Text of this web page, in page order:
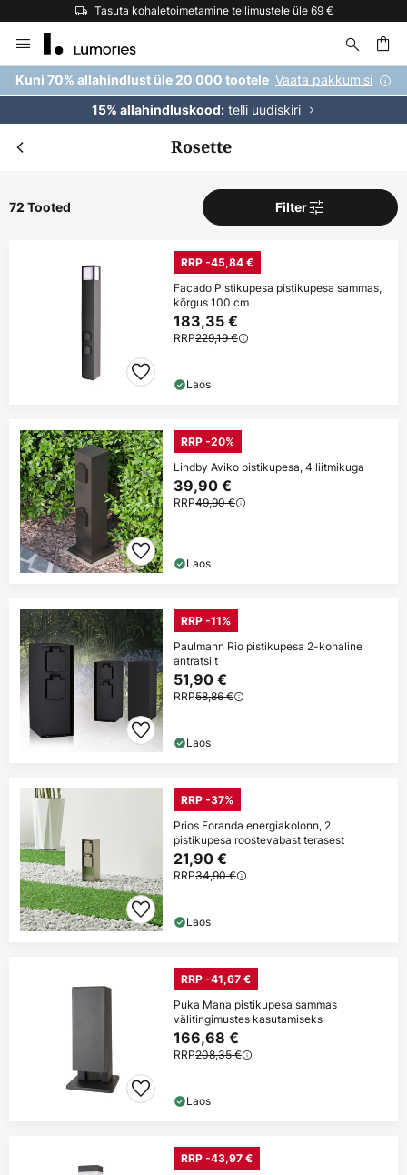
Tasuta kohaletoimetamine tellimustele üle 69 €
to
Content
Kuni 70% allahindlust üle 20 000 tootele Vaata pakkumisi
15% allahindluskood:telli uudiskiri
Rosette
72 Tooted Filter
RRP -45,84 €
Facado Pistikupesa pistikupesa sammas,
kõrgus 100 cm
183,35 €
RRP229,19 €
Laos
RRP -20%
Lindby Aviko pistikupesa, 4 liitmikuga
39,90 €
RRP49,90 €
Laos
RRP -11%
Paulmann Rio pistikupesa 2-kohaline
antratsiit
51,90 €
RRP58,86 €
Laos
RRP -37%
Prios Foranda energiakolonn, 2
pistikupesa roostevabast terasest
21,90 €
RRP34,90 €
Laos
RRP -41,67 €
Puka Mana pistikupesa sammas
välitingimustes kasutamiseks
166,68 €
RRP208,35 €
Laos
RRP -43,97 €